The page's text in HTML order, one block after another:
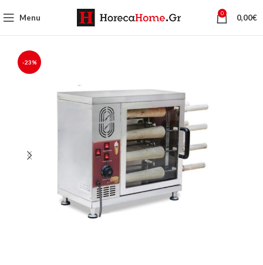
Menu 0 0,00€
-23%